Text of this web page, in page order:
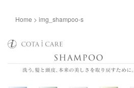
Home > img_shampoo-s